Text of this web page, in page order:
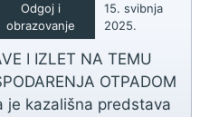
Odgoj i
obrazovanje
15. svibnja
2025.
I IZLET NA TEMU
OTPADOM
je kazališna predstava